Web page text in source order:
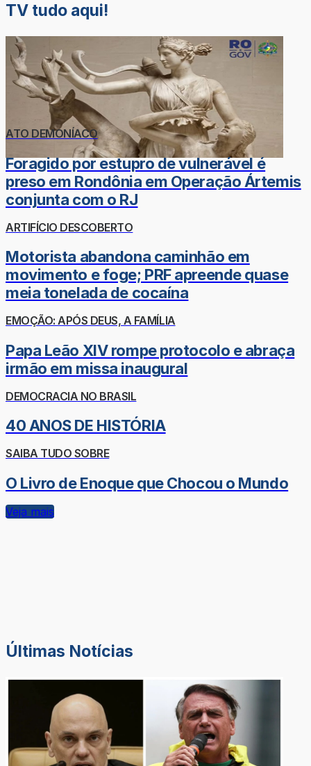
TV tudo aqui!
ATO DEMONÍACO
Foragido por estupro de vulnerável é
preso em Rondônia em Operação Ártemis
conjunta com o RJ
ARTIFÍCIO DESCOBERTO
Motorista abandona caminhão em
movimento e foge; PRF apreende quase
meia tonelada de cocaína
EMOÇÃO: APÓS DEUS, A FAMÍLIA
Papa Leão XIV rompe protocolo e abraça
irmão em missa inaugural
DEMOCRACIA NO BRASIL
40 ANOS DE HISTÓRIA
SAIBA TUDO SOBRE
O Livro de Enoque que Chocou o Mundo
Veja mais
Últimas Notícias